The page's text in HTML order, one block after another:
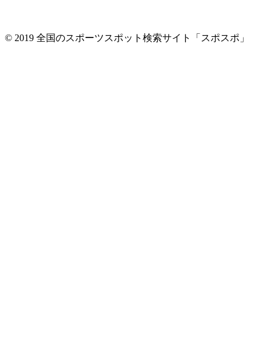
© 2019 全国のスポーツスポット検索サイト「スポスポ」